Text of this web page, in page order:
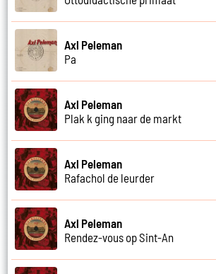
Axl Peleman
Pa
Axl Peleman
Plak k ging naar de markt
Axl Peleman
Rafachol de leurder
Axl Peleman
Rendez-vous op Sint-An